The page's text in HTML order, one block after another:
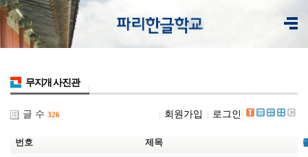
무지개 사진관
글 수 326 회원가입 로그인
번호 제목